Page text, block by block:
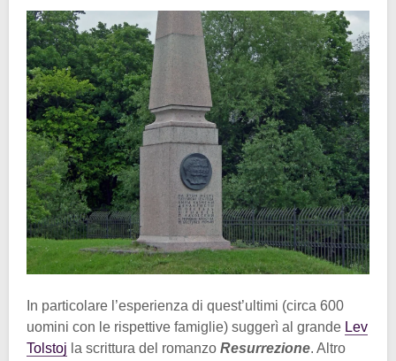
In particolare l’esperienza di quest’ultimi (circa 600
uomini con le rispettive famiglie) suggerì al grande Lev
Tolstoj la scrittura del romanzo Resurrezione. Altro